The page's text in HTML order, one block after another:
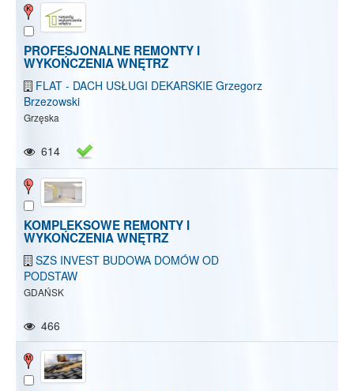
PROFESJONALNE REMONTY I
WYKOŃCZENIA WNĘTRZ
FLAT - DACH USŁUGI DEKARSKIE Grzegorz
Brzezowski
Grzęska
614
KOMPLEKSOWE REMONTY I
WYKOŃCZENIA WNĘTRZ
SZS INVEST BUDOWA DOMÓW OD
PODSTAW
GDAŃSK
466